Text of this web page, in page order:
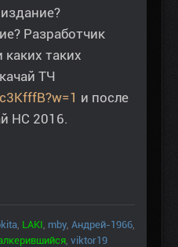
Разработчик
таких
ТЧ
и после
НС 2016.
LAKI mby Андрей-1966
viktor19